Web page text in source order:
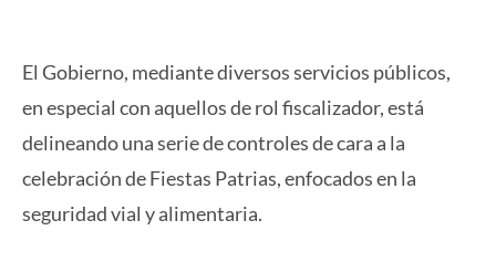
El Gobierno, mediante diversos servicios públicos,
en especial con aquellos de rol fiscalizador, está
delineando una serie de controles de cara a la
celebración de Fiestas Patrias, enfocados en la
seguridad vial y alimentaria.